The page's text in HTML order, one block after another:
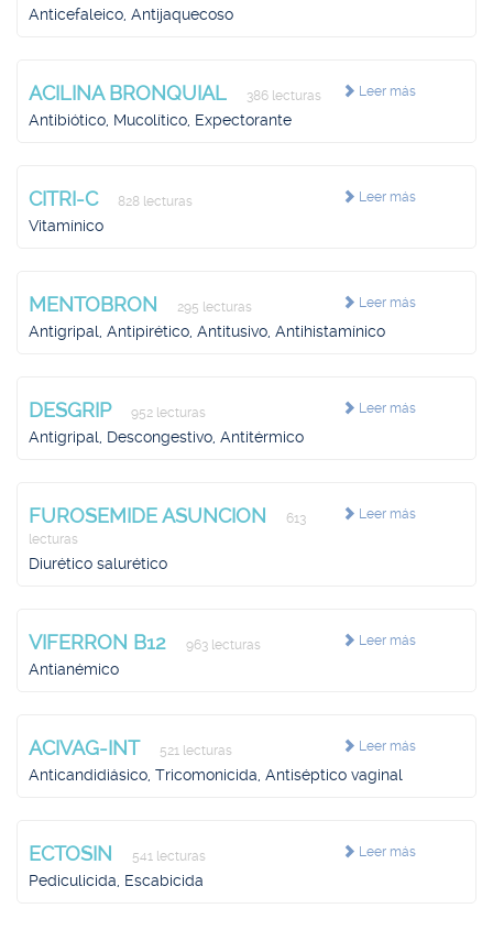
Anticefaleico, Antijaquecoso
Leer más
ACILINA BRONQUIAL 386 lecturas
Antibiótico, Mucolítico, Expectorante
Leer más
CITRI-C 828 lecturas
Vitamínico
Leer más
MENTOBRON 295 lecturas
Antigripal, Antipirético, Antitusivo, Antihistamínico
Leer más
DESGRIP 952 lecturas
Antigripal, Descongestivo, Antitérmico
Leer más
FUROSEMIDE ASUNCION
613
lecturas
Diurético salurético
Leer más
VIFERRON B12 963 lecturas
Antianémico
Leer más
ACIVAG-INT 521 lecturas
Anticandidiásico, Tricomonicida, Antiséptico vaginal
Leer más
ECTOSIN 541 lecturas
Pediculicida, Escabicida